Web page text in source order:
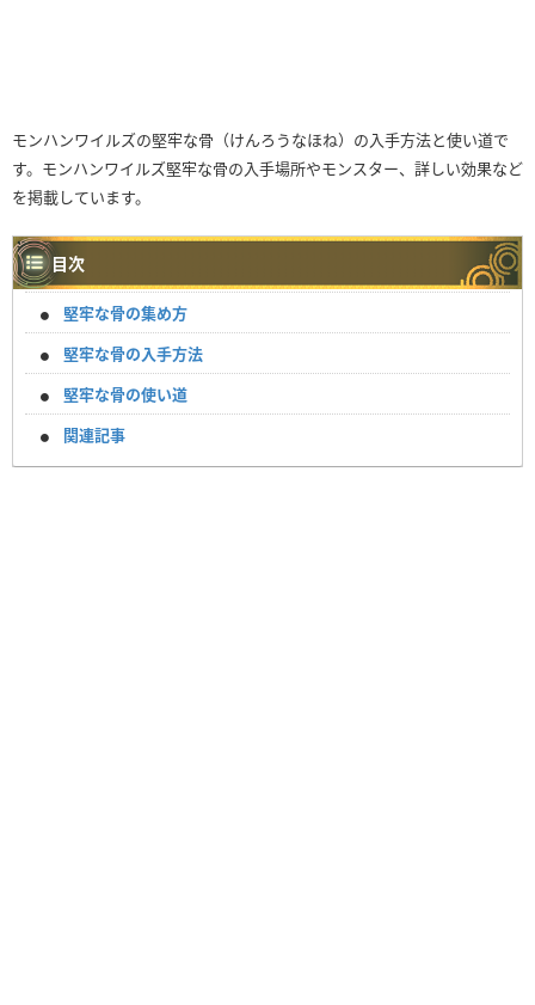
モンハンワイルズの堅牢な骨（けんろうなほね）の入手方法と使い道で
す。モンハンワイルズ堅牢な骨の入手場所やモンスター、詳しい効果など
を掲載しています。
目次
堅牢な骨の集め方
堅牢な骨の入手方法
堅牢な骨の使い道
関連記事